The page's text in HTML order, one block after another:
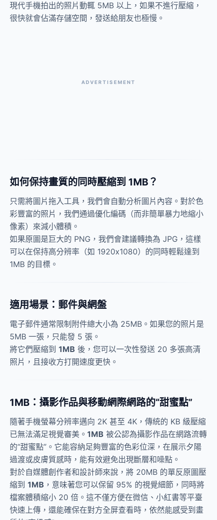
現代手機拍出的照片動輒 5MB 以上，如果不進行壓縮，
很快就會佔滿存儲空間，發送給朋友也極慢。
ADVERTISEMENT
如何保持畫質的同時壓縮到 1MB？
只需將圖片拖入工具，我們會自動分析圖片內容。對於色
彩豐富的照片，我們通過優化編碼（而非簡單暴力地縮小
像素）來減小體積。
如果原圖是巨大的 PNG，我們會建議轉換為 JPG，這樣
可以在保持高分辨率（如 1920x1080）的同時輕鬆達到
1MB 的目標。
適用場景：郵件與網盤
電子郵件通常限制附件總大小為 25MB。如果您的照片是
5MB 一張，只能發 5 張。
將它們壓縮到 1MB 後，您可以一次性發送 20 多張高清
照片，且接收方打開速度更快。
1MB：攝影作品與移動網際網路的“甜蜜點”
隨著手機螢幕分辨率邁向 2K 甚至 4K，傳統的 KB 級壓縮
已無法滿足視覺審美。 1MB 被公認為攝影作品在網路流轉
的“甜蜜點”。它能容納足夠豐富的色彩位深，在展示夕陽
過渡或皮膚質感時，能有效避免出現斷層和噪點。
對於自媒體創作者和設計師來說，將 20MB 的單反原圖壓
縮到 1MB ，意味著您可以保留 95% 的視覺細節，同時將
檔案體積縮小 20 倍。這不僅方便在微信、小紅書等平臺
快速上傳，還能確保在對方全屏查看時，依然能感受到畫